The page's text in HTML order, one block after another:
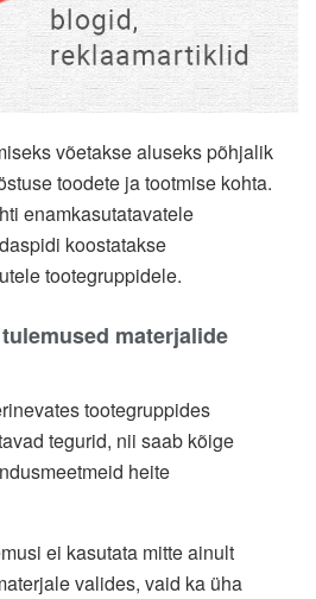
võetakse aluseks põhjalik
toodete ja tootmise kohta.
enamkasutatavatele
koostatakse
tootegruppidele.
materjalide
tootegruppides
tegurid, nii saab kõige
heite
ei kasutata mitte ainult
valides, vaid ka üha